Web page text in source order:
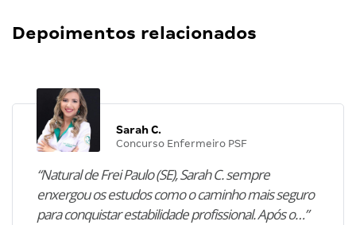
Depoimentos relacionados
Sarah C.
Concurso Enfermeiro PSF
“Natural de Frei Paulo (SE), Sarah C. sempre
enxergou os estudos como o caminho mais seguro
para conquistar estabilidade profissional. Após o…”